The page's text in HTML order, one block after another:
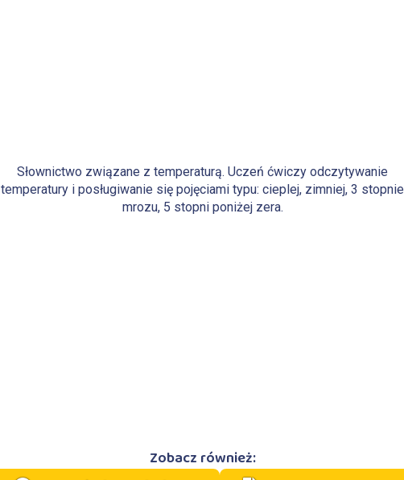
Słownictwo związane z temperaturą. Uczeń ćwiczy odczytywanie
temperatury i posługiwanie się pojęciami typu: cieplej, zimniej, 3 stopnie
mrozu, 5 stopni poniżej zera.
Zobacz również: